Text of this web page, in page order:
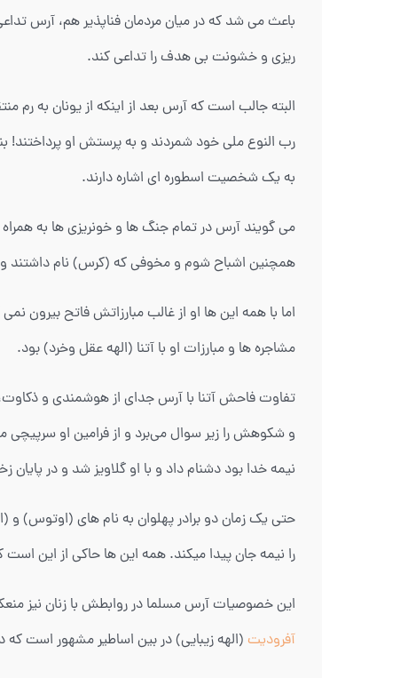
باعث می شد که در میان مردمان فناپذیر هم، آرس
ریزی و خشونت بی هدف را تداعی کند.
البته جالب است که آرس بعد از اینکه از یونان به رم
رب النوع ملی خود شمردند و به پرستش او پرداختند!
به یک شخصیت اسطوره ای اشاره دارند.
می گویند آرس در تمام جنگ ها و خونریزی ها به
همچنین اشباح شوم و مخوفی که (کرس) نام داشتند و
اما با همه این ها او از غالب مبارزاتش فاتح بیرون
مشاجره ها و مبارزات او با آتنا (الهه عقل وخرد) بود.
تفاوت فاحش آتنا با آرس جدای از هوشمندی و
و شکوهش را زیر سوال می‌برد و از فرامین او سرپیچی
نیمه خدا بود دشنام داد و با او گلاویز شد و در
حتی یک زمان دو برادر پهلوان به نام های (اوتوس)
را نیمه جان پیدا میکند. همه این ها حاکی از این
این خصوصیات آرس مسلما در روابطش با زنان نیز
آفرودیت (الهه زیبایی) در بین اساطیر مشهور